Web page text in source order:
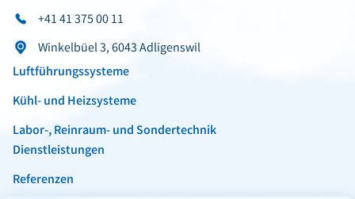
+41 41 375 00 11
Winkelbüel 3, 6043 Adligenswil
Luftführungssysteme
Kühl- und Heizsysteme
Labor-, Reinraum- und Sondertechnik
Dienstleistungen
Referenzen